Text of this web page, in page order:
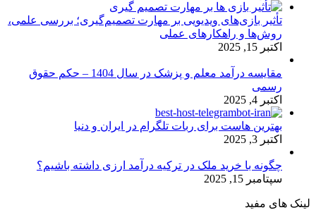
تأثیر بازی‌های ویدیویی بر مهارت تصمیم‌گیری؛ بررسی علمی،
روش‌ها و راهکارهای عملی
اکتبر 15, 2025
مقایسه درآمد معلم و پزشک در سال 1404 – حکم حقوق
رسمی
اکتبر 4, 2025
بهترین هاست برای ربات تلگرام در ایران و دنیا
اکتبر 3, 2025
چگونه با خرید ملک در ترکیه درآمد ارزی داشته باشیم؟
سپتامبر 15, 2025
لینک های مفید